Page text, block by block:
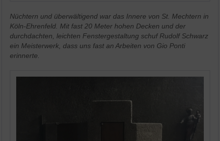
Nüchtern und überwältigend war das Innere von St. Mechtern in
Köln-Ehrenfeld. Mit fast 20 Meter hohen Decken und der
durchdachten, leichten Fenstergestaltung schuf Rudolf Schwarz
ein Meisterwerk, dass uns fast an Arbeiten von Gio Ponti
erinnerte.